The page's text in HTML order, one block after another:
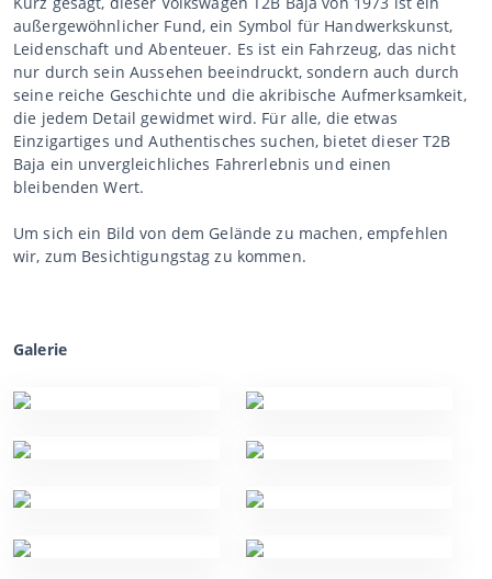
außergewöhnlicher Fund, ein Symbol für Handwerkskunst,
Leidenschaft und Abenteuer. Es ist ein Fahrzeug, das nicht
nur durch sein Aussehen beeindruckt, sondern auch durch
seine reiche Geschichte und die akribische Aufmerksamkeit,
die jedem Detail gewidmet wird. Für alle, die etwas
Einzigartiges und Authentisches suchen, bietet dieser T2B
Baja ein unvergleichliches Fahrerlebnis und einen
bleibenden Wert.
Um sich ein Bild von dem Gelände zu machen, empfehlen
wir, zum Besichtigungstag zu kommen.
Galerie